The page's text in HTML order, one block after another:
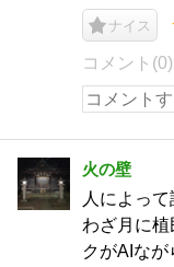
ナイス
コメント(0)
火の壁
人によっ
わざ月に
クがAIな